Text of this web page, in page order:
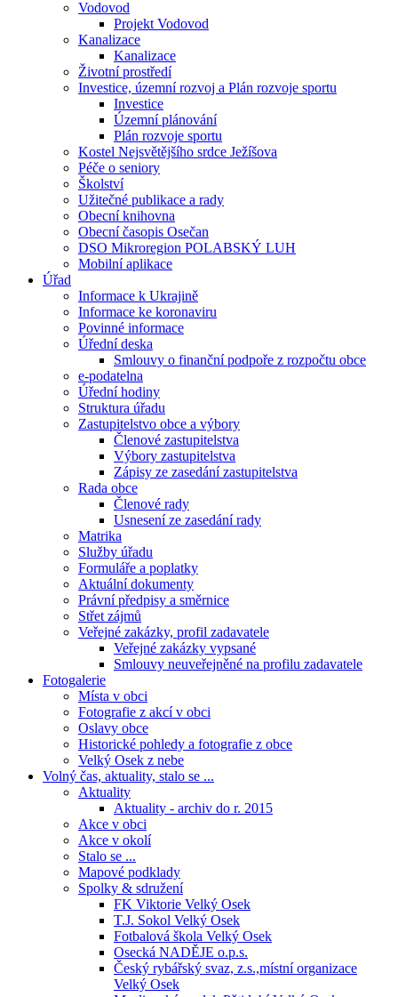
Vodovod
Projekt Vodovod
Kanalizace
Kanalizace
Životní prostředí
Investice, územní rozvoj a Plán rozvoje sportu
Investice
Územní plánování
Plán rozvoje sportu
Kostel Nejsvětějšího srdce Ježíšova
Péče o seniory
Školství
Užitečné publikace a rady
Obecní knihovna
Obecní časopis Osečan
DSO Mikroregion POLABSKÝ LUH
Mobilní aplikace
Úřad
Informace k Ukrajině
Informace ke koronaviru
Povinné informace
Úřední deska
Smlouvy o finanční podpoře z rozpočtu obce
e-podatelna
Úřední hodiny
Struktura úřadu
Zastupitelstvo obce a výbory
Členové zastupitelstva
Výbory zastupitelstva
Zápisy ze zasedání zastupitelstva
Rada obce
Členové rady
Usnesení ze zasedání rady
Matrika
Služby úřadu
Formuláře a poplatky
Aktuální dokumenty
Právní předpisy a směrnice
Střet zájmů
Veřejné zakázky, profil zadavatele
Veřejné zakázky vypsané
Smlouvy neuveřejněné na profilu zadavatele
Fotogalerie
Místa v obci
Fotografie z akcí v obci
Oslavy obce
Historické pohledy a fotografie z obce
Velký Osek z nebe
Volný čas, aktuality, stalo se ...
Aktuality
Aktuality - archiv do r. 2015
Akce v obci
Akce v okolí
Stalo se ...
Mapové podklady
Spolky & sdružení
FK Viktorie Velký Osek
T.J. Sokol Velký Osek
Fotbalová škola Velký Osek
Osecká NADĚJE o.p.s.
Český rybářský svaz, z.s.,místní organizace
Velký Osek